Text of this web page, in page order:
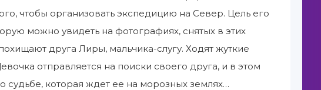
чтобы организовать экспедицию на Север. Цель его
можно увидеть на фотографиях, снятых в этих
друга Лиры, мальчика-слугу. Ходят жуткие
отправляется на поиски своего друга, и в этом
судьбе, которая ждет ее на морозных землях…